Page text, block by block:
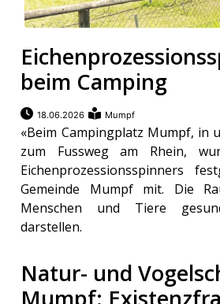
beim Camping
18.06.2026 Mumpf
«Beim Campingplatz Mumpf, in
zum Fussweg am Rhein,
Eichenprozessionsspinners
Gemeinde Mumpf mit. Die
Menschen und Tiere
darstellen.
Natur- und